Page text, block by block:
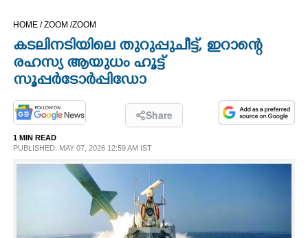
OPINION
PHOTOS
LIFESTYLE
INFO+
HOME /ZOOM /ZOOM
കടലിനടിയിലെ തുറുപ്പുചീട്ട്, ഇറാന്റെ
രഹസ്യ ആയുധം ഹൂട്ട്
സൂപ്പർ ടോർപ്പിഡോ
Share
1 MIN READ
PUBLISHED: MAY 07, 2026 12:59 AM IST